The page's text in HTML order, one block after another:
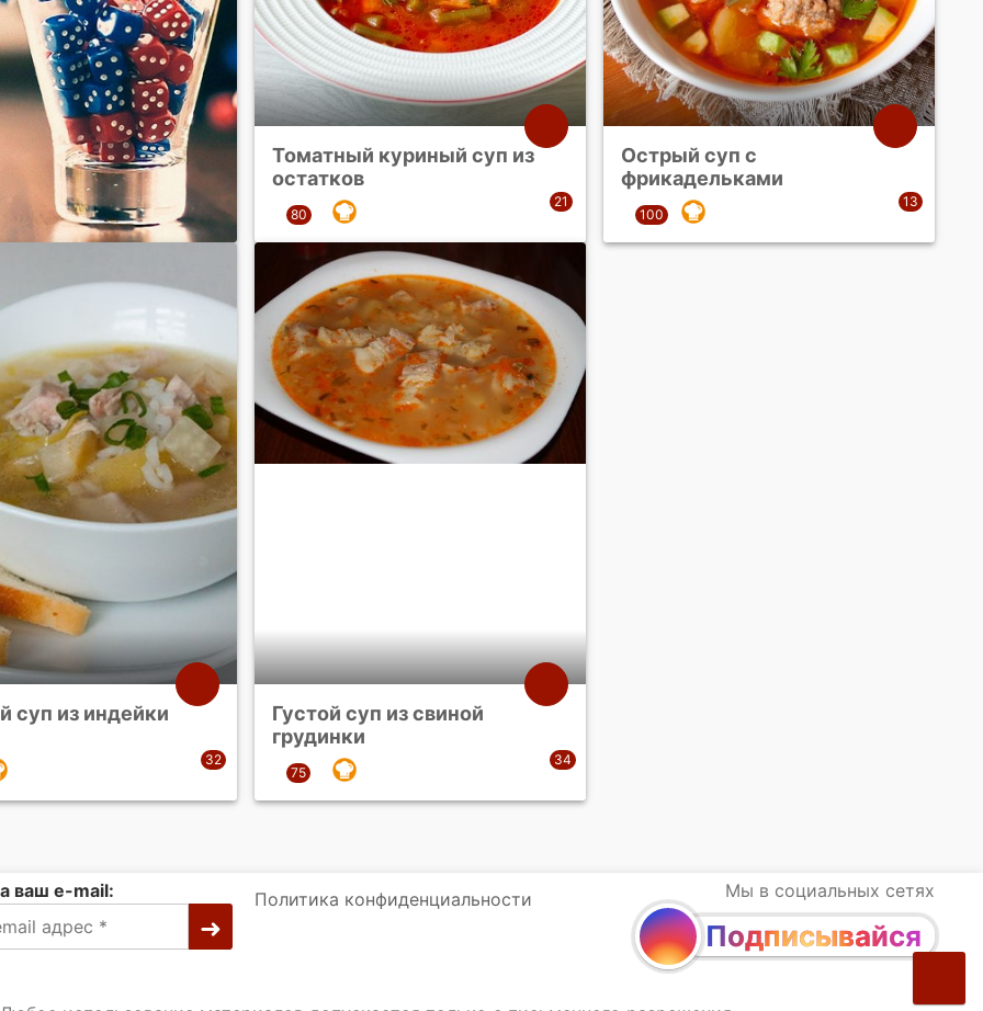
Томатный куриный суп из
остатков
Острый суп с
фрикадельками
суп из индейки
Густой суп из свиной
грудинки
ваш e-mail: Политика конфиденциальности Мы в социальных сетях
Подписывайся